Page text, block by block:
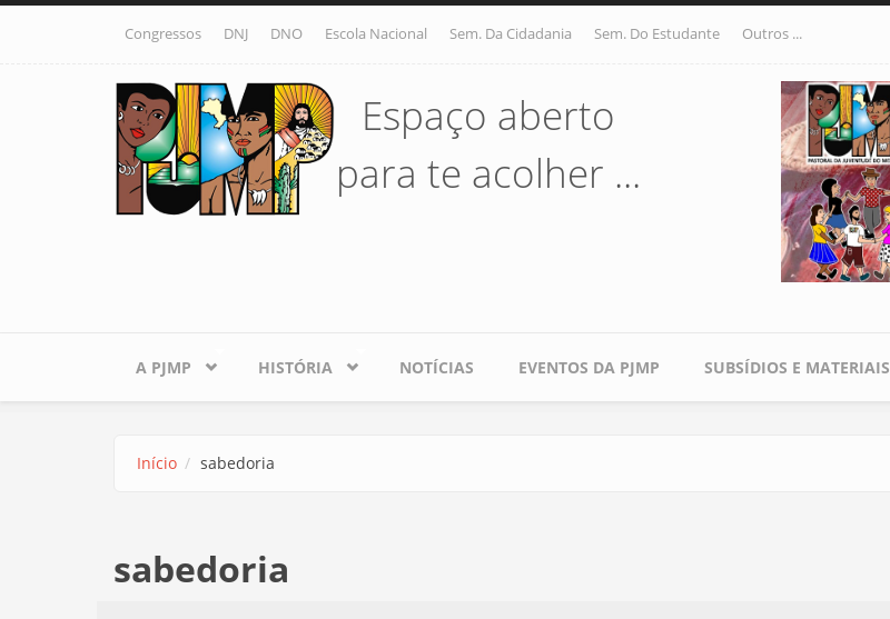
Pular para o conteúdo principal
Congressos DNJ DNO Escola Nacional Sem. Da Cidadania Sem. Do Estudante Outros ...
Espaço aberto
para te acolher ...
A PJMP HISTÓRIA NOTÍCIAS EVENTOS DA PJMP SUBSÍDIOS E MATERIAIS
Início sabedoria
sabedoria